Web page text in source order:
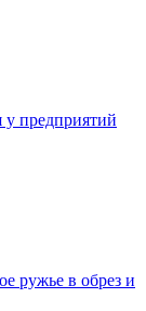
предприятий
ружье в обрез и